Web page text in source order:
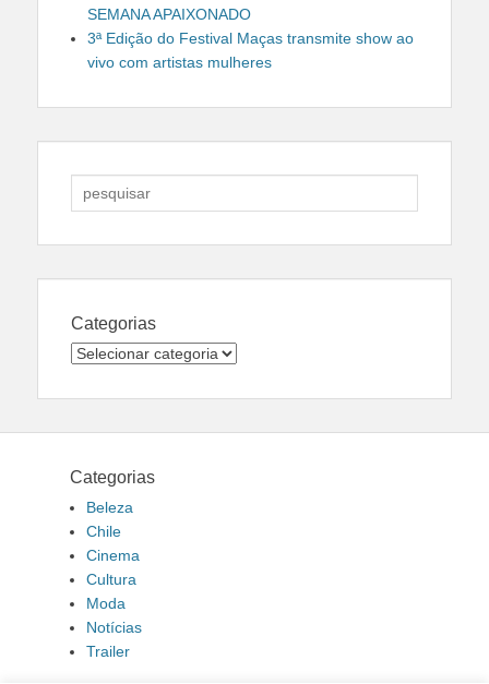
SEMANA APAIXONADO
3ª Edição do Festival Maças transmite show ao
vivo com artistas mulheres
for:
Categorias
Categorias
Categorias
Beleza
Chile
Cinema
Cultura
Moda
Notícias
Trailer